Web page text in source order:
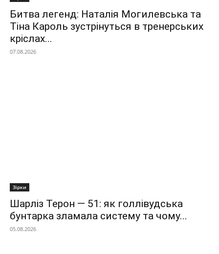
Битва легенд: Наталія Могилевська та
Тіна Кароль зустрінуться в тренерських
кріслах...
07.08.2026
Зірки
Шарліз Терон — 51: як голлівудська
бунтарка зламала систему та чому...
05.08.2026